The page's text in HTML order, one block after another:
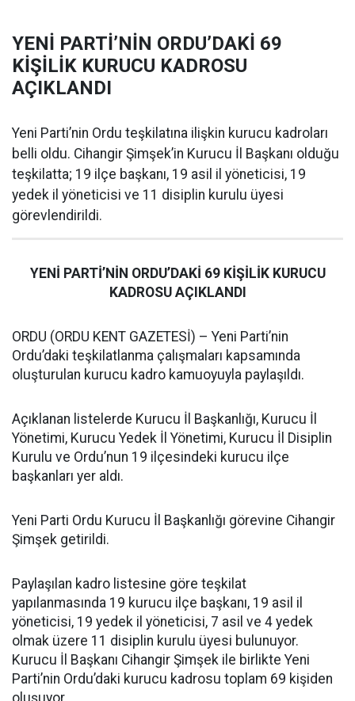
YENİ PARTİ’NİN ORDU’DAKİ 69
KİŞİLİK KURUCU KADROSU
AÇIKLANDI
Yeni Parti’nin Ordu teşkilatına ilişkin kurucu kadroları
belli oldu. Cihangir Şimşek’in Kurucu İl Başkanı olduğu
teşkilatta; 19 ilçe başkanı, 19 asil il yöneticisi, 19
yedek il yöneticisi ve 11 disiplin kurulu üyesi
görevlendirildi.
YENİ PARTİ’NİN ORDU’DAKİ 69 KİŞİLİK KURUCU
KADROSU AÇIKLANDI
ORDU (ORDU KENT GAZETESİ) – Yeni Parti’nin
Ordu’daki teşkilatlanma çalışmaları kapsamında
oluşturulan kurucu kadro kamuoyuyla paylaşıldı.
Açıklanan listelerde Kurucu İl Başkanlığı, Kurucu İl
Yönetimi, Kurucu Yedek İl Yönetimi, Kurucu İl Disiplin
Kurulu ve Ordu’nun 19 ilçesindeki kurucu ilçe
başkanları yer aldı.
Yeni Parti Ordu Kurucu İl Başkanlığı görevine Cihangir
Şimşek getirildi.
Paylaşılan kadro listesine göre teşkilat
yapılanmasında 19 kurucu ilçe başkanı, 19 asil il
yöneticisi, 19 yedek il yöneticisi, 7 asil ve 4 yedek
olmak üzere 11 disiplin kurulu üyesi bulunuyor.
Kurucu İl Başkanı Cihangir Şimşek ile birlikte Yeni
Parti’nin Ordu’daki kurucu kadrosu toplam 69 kişiden
oluşuyor.